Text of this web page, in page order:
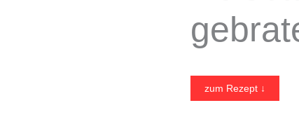
zum Rezept ↓